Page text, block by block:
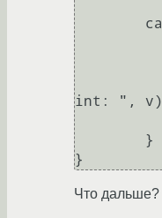
int: ", v)
Что дальше?